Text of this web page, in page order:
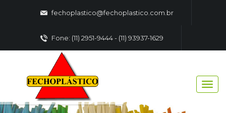
fechoplastico@fechoplastico.com.br
Fone: (11) 2951-9444 - (11) 93937-1629